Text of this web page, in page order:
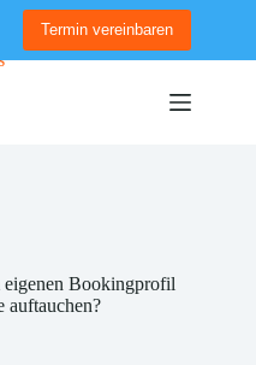
Termin vereinbaren
Bookingprofil
auftauchen?